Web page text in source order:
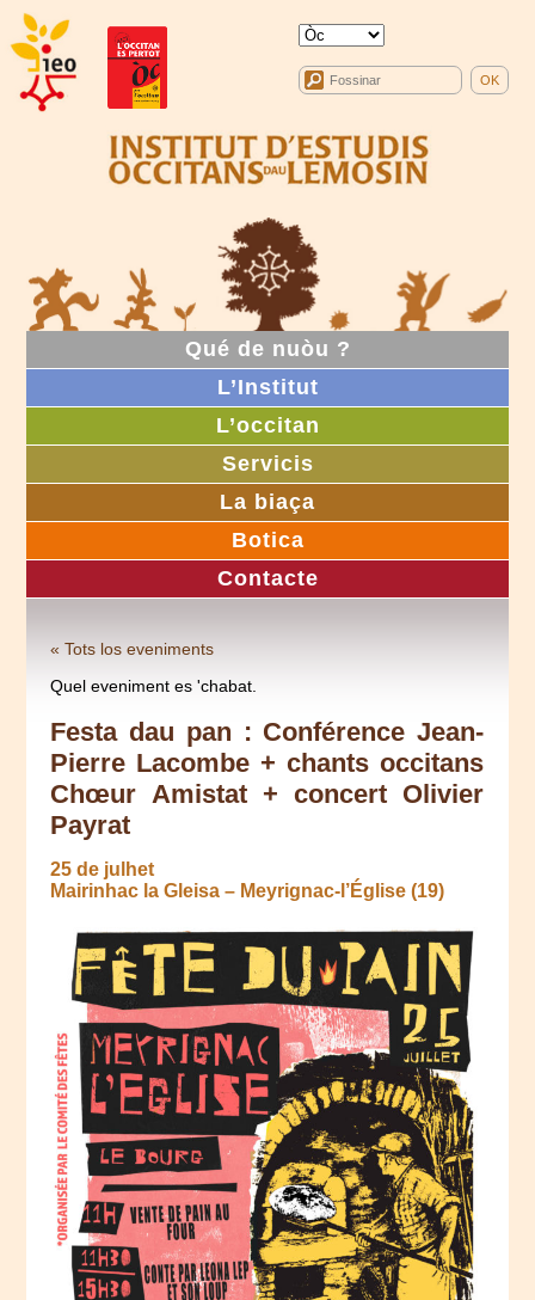
Qué de nuòu ?
L’Institut
L’occitan
Servicis
La biaça
Botica
Contacte
« Tots los eveniments
Quel eveniment es 'chabat.
Festa dau pan : Conférence Jean-
Pierre Lacombe + chants occitans
Chœur Amistat + concert Olivier
Payrat
25 de julhet
Mairinhac la Gleisa – Meyrignac-l’Église (19)